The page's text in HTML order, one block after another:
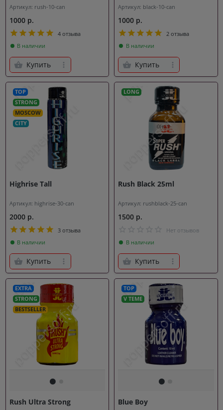
Артикул: rush-10-can
1000 р.
4 отзыва
В наличии
Купить
Артикул: black-10-can
1000 р.
2 отзыва
В наличии
Купить
TOP
STRONG
MOSCOW
CITY
Highrise Tall
Артикул: highrise-30-can
2000 р.
3 отзыва
В наличии
Купить
LONG
Rush Black 25ml
Артикул: rushblack-25-can
1500 р.
Нет отзывов
В наличии
Купить
EXTRA
STRONG
BESTSELLER
Rush Ultra Strong
TOP
V TEME
Blue Boy